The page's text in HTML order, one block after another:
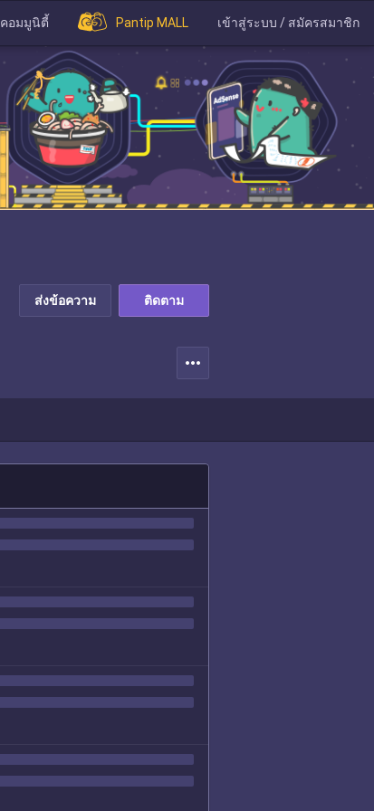
คอมมูนิตี้ Pantip MALL เข้าสู่ระบบ / สมัครสมาชิก
ส่งข้อความ ติดตาม
more_horiz